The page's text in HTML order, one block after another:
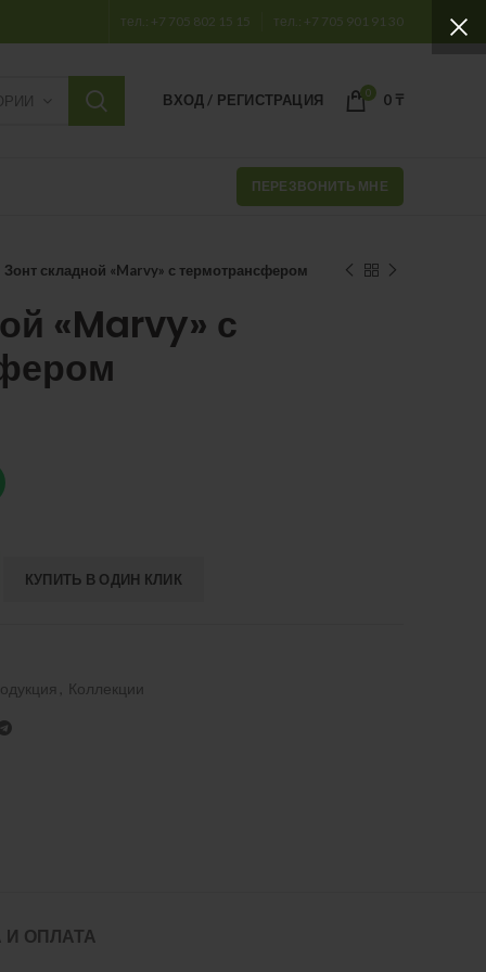
тел.: +7 705 802 15 15 тел.: +7 705 901 91 30
ВХОД / РЕГИСТРАЦИЯ 0 0 ₸
ПЕРЕЗВОНИТЬ МНЕ
Зонт складной «Marvy» с термотрансфером
«Marvy» с
КУПИТЬ В ОДИН КЛИК
Коллекции
ОПЛАТА